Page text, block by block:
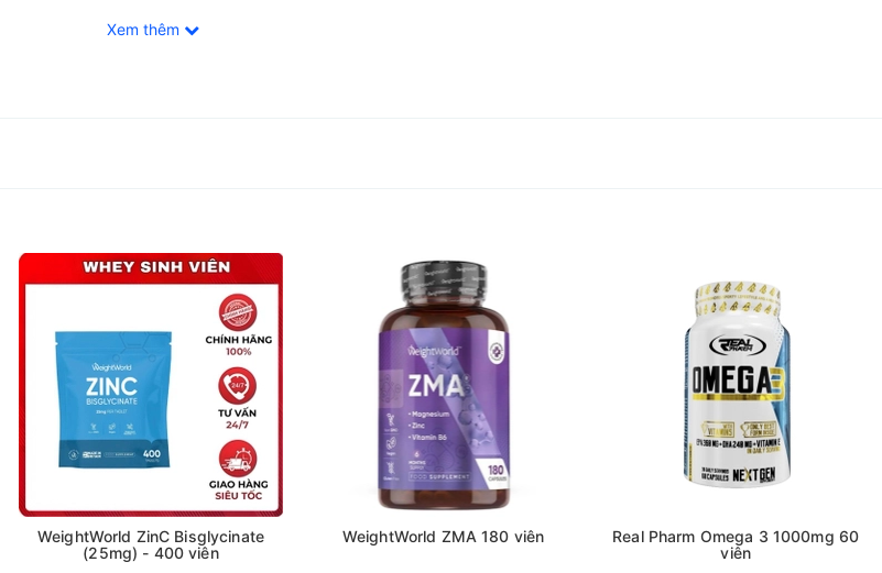
hợp với lối sống lành mạnh, thìWeightWorld N-Acetyl Cysteine 600mg chính là sự lựa chọn đáng cân nhắc:
Xem thêm
WeightWorld ZinC Bisglycinate
(25mg) - 400 viên
WeightWorld ZMA 180 viên
Real Pharm Omega 3 1000mg 60
viên